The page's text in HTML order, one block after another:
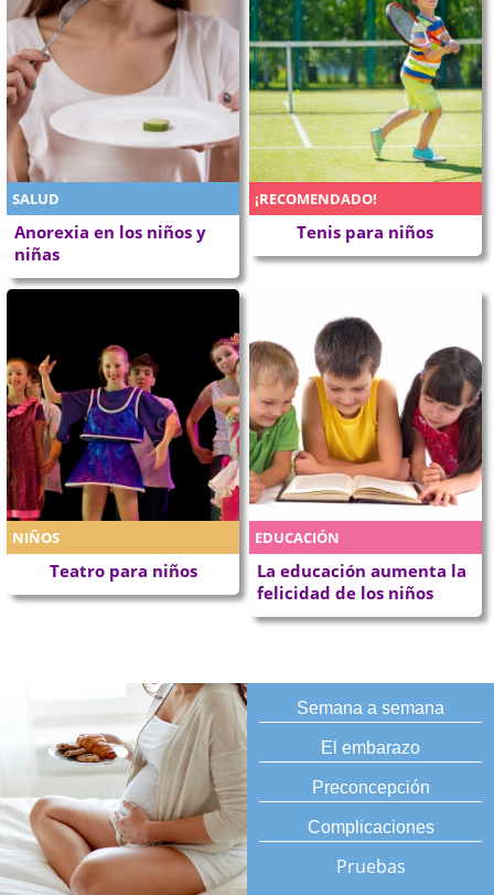
SALUD
Anorexia en los niños y
niñas
¡RECOMENDADO!
Tenis para niños
NIÑOS
Teatro para niños
EDUCACIÓN
La educación aumenta la
felicidad de los niños
Semana a semana
El embarazo
Preconcepción
Complicaciones
Pruebas